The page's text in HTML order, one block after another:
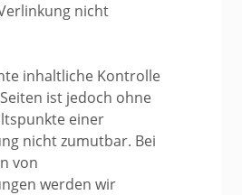
nicht
inhaltliche Kontrolle
ist jedoch ohne
einer
nicht zumutbar. Bei
von
werden wir